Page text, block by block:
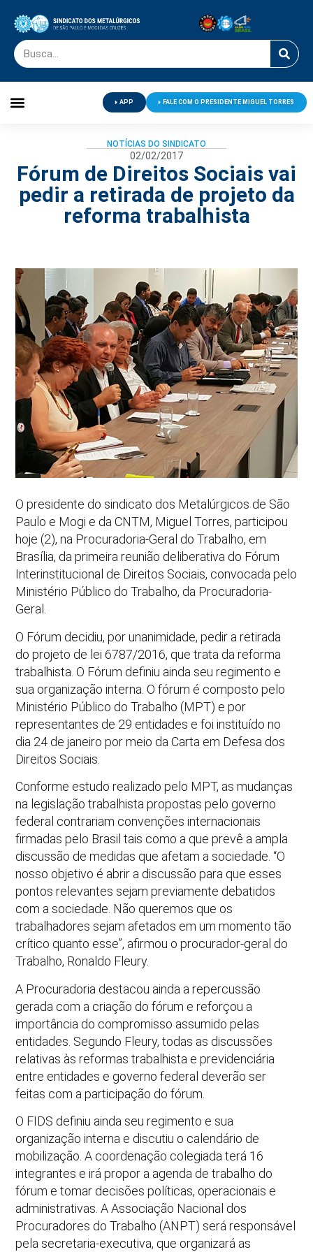
APP FALE COM O PRESIDENTE MIGUEL TORRES
NOTÍCIAS DO SINDICATO
02/02/2017
Fórum de Direitos Sociais vai
pedir a retirada de projeto da
reforma trabalhista
O presidente do sindicato dos Metalúrgicos de São
Paulo e Mogi e da CNTM, Miguel Torres, participou
hoje (2), na Procuradoria-Geral do Trabalho, em
Brasília, da primeira reunião deliberativa do Fórum
Interinstitucional de Direitos Sociais, convocada pelo
Ministério Público do Trabalho, da Procuradoria-
Geral.
O Fórum decidiu, por unanimidade, pedir a retirada
do projeto de lei 6787/2016, que trata da reforma
trabalhista. O Fórum definiu ainda seu regimento e
sua organização interna. O fórum é composto pelo
Ministério Público do Trabalho (MPT) e por
representantes de 29 entidades e foi instituído no
dia 24 de janeiro por meio da Carta em Defesa dos
Direitos Sociais.
Conforme estudo realizado pelo MPT, as mudanças
na legislação trabalhista propostas pelo governo
federal contrariam convenções internacionais
firmadas pelo Brasil tais como a que prevê a ampla
discussão de medidas que afetam a sociedade. “O
nosso objetivo é abrir a discussão para que esses
pontos relevantes sejam previamente debatidos
com a sociedade. Não queremos que os
trabalhadores sejam afetados em um momento tão
crítico quanto esse”, afirmou o procurador-geral do
Trabalho, Ronaldo Fleury.
A Procuradoria destacou ainda a repercussão
gerada com a criação do fórum e reforçou a
importância do compromisso assumido pelas
entidades. Segundo Fleury, todas as discussões
relativas às reformas trabalhista e previdenciária
entre entidades e governo federal deverão ser
feitas com a participação do fórum.
O FIDS definiu ainda seu regimento e sua
organização interna e discutiu o calendário de
mobilização. A coordenação colegiada terá 16
integrantes e irá propor a agenda de trabalho do
fórum e tomar decisões políticas, operacionais e
administrativas. A Associação Nacional dos
Procuradores do Trabalho (ANPT) será responsável
pela secretaria-executiva, que organizará as